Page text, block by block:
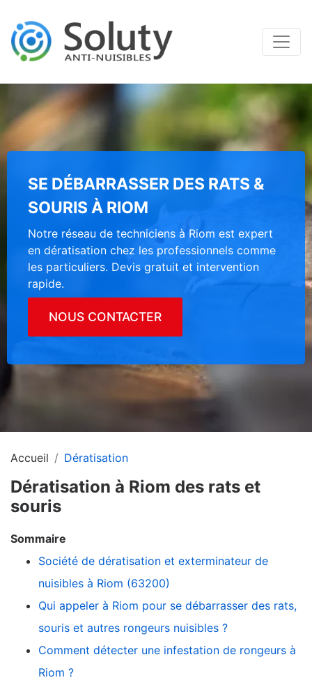
SE DÉBARRASSER DES RATS &
SOURIS À RIOM
Notre réseau de techniciens à Riom est expert
en dératisation chez les professionnels comme
les particuliers. Devis gratuit et intervention
rapide.
NOUS CONTACTER
Accueil Dératisation
Dératisation à Riom des rats et
souris
Sommaire
Société de dératisation et exterminateur de
nuisibles à Riom (63200)
Qui appeler à Riom pour se débarrasser des rats,
souris et autres rongeurs nuisibles ?
Comment détecter une infestation de rongeurs à
Riom ?